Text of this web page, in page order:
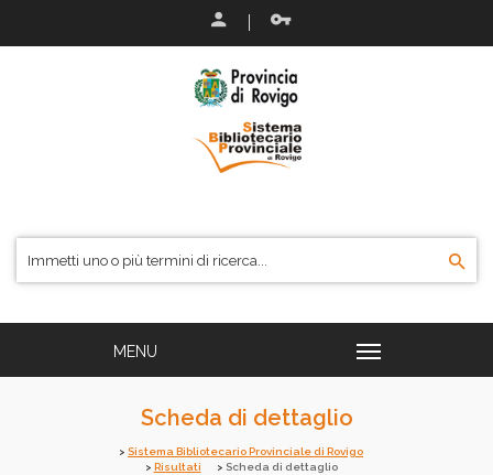
Scheda di dettaglio
Sistema Bibliotecario Provinciale di Rovigo
Risultati
Scheda di dettaglio